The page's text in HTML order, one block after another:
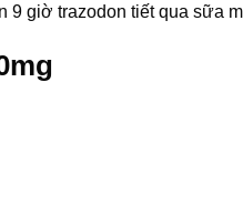
9 giờ trazodon tiết qua sữa